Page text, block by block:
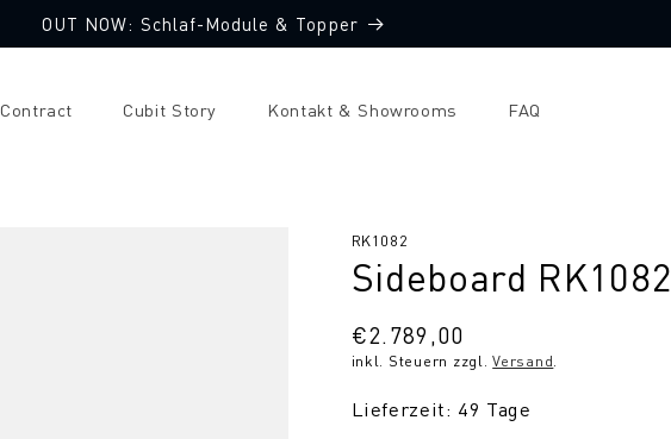
OUT NOW: Schlaf-Module & Topper
Contract Cubit Story Kontakt & Showrooms FAQ
SKU:
RK1082
Sideboard RK1082
Normaler
Preis
€2.789,00
inkl. Steuern zzgl.Versand.
Lieferzeit: 49 Tage